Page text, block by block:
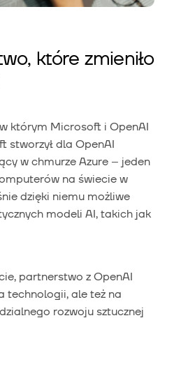
które zmieniło
którym Microsoft i OpenAI
stworzył dla OpenAI
w chmurze Azure – jeden
na świecie w
dzięki niemu możliwe
modeli AI, takich jak
partnerstwo z OpenAI
technologii, ale też na
rozwoju sztucznej